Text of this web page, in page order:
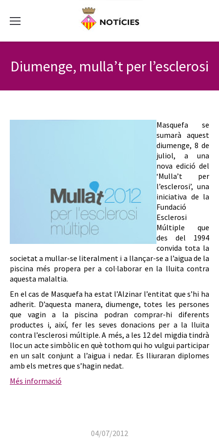
Diumenge, mulla’t per l’esclerosi
Masquefa se
sumarà aquest
diumenge, 8 de
juliol, a una
nova edició del
‘Mulla’t per
l’esclerosi’, una
iniciativa de la
Fundació
Esclerosi
Múltiple que
des del 1994
convida tota la
societat a mullar-se literalment i a llançar-se a l’aigua de la
piscina més propera per a col·laborar en la lluita contra
aquesta malaltia.
En el cas de Masquefa ha estat l’Alzinar l’entitat que s’hi ha
adherit. D’aquesta manera, diumenge, totes les persones
que vagin a la piscina podran comprar-hi diferents
productes i, així, fer les seves donacions per a la lluita
contra l’esclerosi múltiple. A més, a les 12 del migdia tindrà
lloc un acte simbòlic en què tothom qui ho vulgui participar
en un salt conjunt a l’aigua i nedar. Es lliuraran diplomes
amb els metres que s’hagin nedat.
Més informació
04/07/2012